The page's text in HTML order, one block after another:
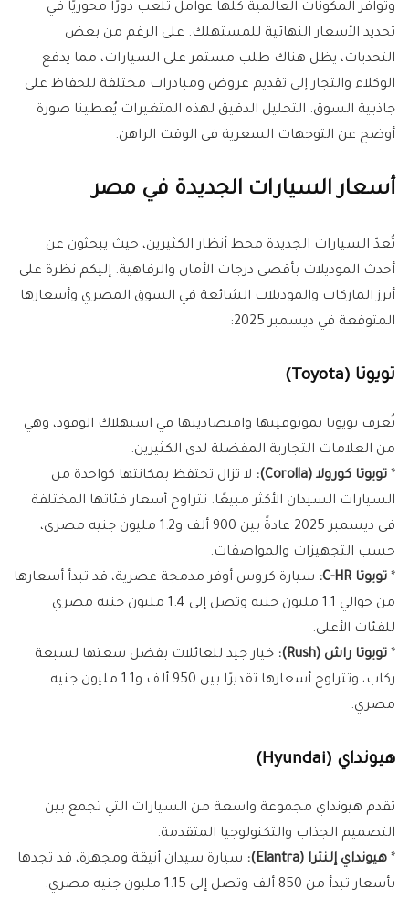
وتوافر المكونات العالمية كلها عوامل تلعب دورًا محوريًا في
تحديد الأسعار النهائية للمستهلك. على الرغم من بعض
التحديات، يظل هناك طلب مستمر على السيارات، مما يدفع
الوكلاء والتجار إلى تقديم عروض ومبادرات مختلفة للحفاظ على
جاذبية السوق. التحليل الدقيق لهذه المتغيرات يُعطينا صورة
أوضح عن التوجهات السعرية في الوقت الراهن.
أسعار السيارات الجديدة في مصر
تُعدّ السيارات الجديدة محط أنظار الكثيرين، حيث يبحثون عن
أحدث الموديلات بأقصى درجات الأمان والرفاهية. إليكم نظرة على
أبرز الماركات والموديلات الشائعة في السوق المصري وأسعارها
المتوقعة في ديسمبر 2025:
تويوتا (Toyota)
تُعرف تويوتا بموثوقيتها واقتصاديتها في استهلاك الوقود، وهي
من العلامات التجارية المفضلة لدى الكثيرين.
* تويوتا كورولا (Corolla):
لا تزال تحتفظ بمكانتها كواحدة من
السيارات السيدان الأكثر مبيعًا. تتراوح أسعار فئاتها المختلفة
في ديسمبر 2025 عادةً بين 900 ألف و1.2 مليون جنيه مصري،
حسب التجهيزات والمواصفات.
* تويوتا C-HR:
سيارة كروس أوفر مدمجة عصرية، قد تبدأ أسعارها
من حوالي 1.1 مليون جنيه وتصل إلى 1.4 مليون جنيه مصري
للفئات الأعلى.
* تويوتا راش (Rush):
خيار جيد للعائلات بفضل سعتها لسبعة
ركاب، وتتراوح أسعارها تقديرًا بين 950 ألف و1.1 مليون جنيه
مصري.
هيونداي (Hyundai)
تقدم هيونداي مجموعة واسعة من السيارات التي تجمع بين
التصميم الجذاب والتكنولوجيا المتقدمة.
* هيونداي إلنترا (Elantra):
سيارة سيدان أنيقة ومجهزة، قد تجدها
بأسعار تبدأ من 850 ألف وتصل إلى 1.15 مليون جنيه مصري.